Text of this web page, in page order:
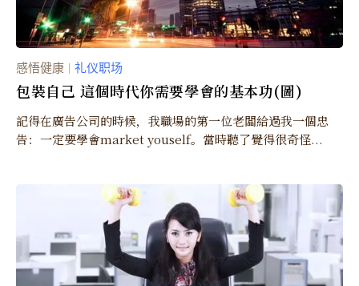
感悟健康 礼仪职场
包裝自己 這個時代你需要學會的基本功(圖)
記得在廣告公司的時候，我職場的第一位老闆給過我一個忠
告：一定要學會market youself。當時聽了覺得很奇怪...